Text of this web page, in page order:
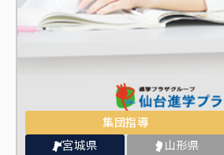
集団指導
宮城県 山形県